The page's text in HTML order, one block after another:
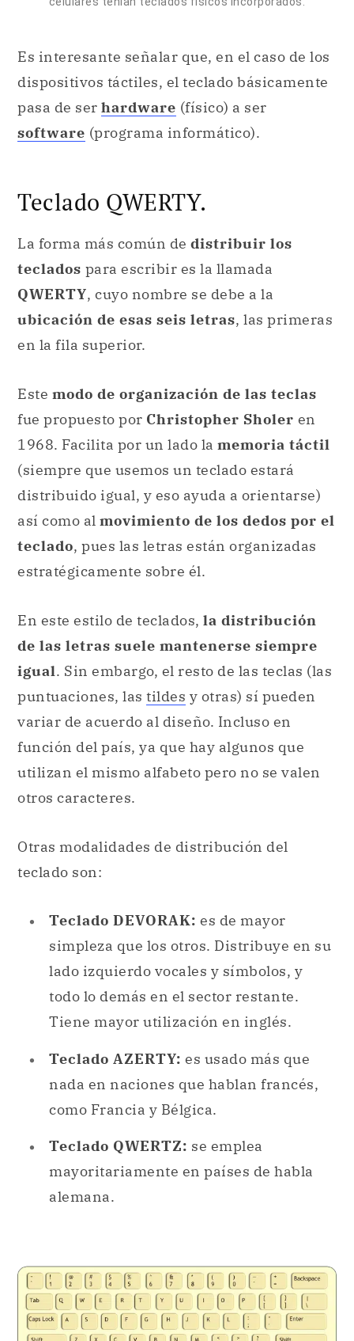
Es interesante señalar que, en el caso de los
dispositivos táctiles, el teclado básicamente
pasa de ser hardware (físico) a ser
software (programa informático).
Teclado QWERTY.
La forma más común de distribuir los
teclados para escribir es la llamada
QWERTY, cuyo nombre se debe a la
ubicación de esas seis letras, las primeras
en la fila superior.
Este modo de organización de las teclas
fue propuesto por Christopher Sholer en
1968. Facilita por un lado la memoria táctil
(siempre que usemos un teclado estará
distribuido igual, y eso ayuda a orientarse)
así como al movimiento de los dedos por el
teclado, pues las letras están organizadas
estratégicamente sobre él.
En este estilo de teclados, la distribución
de las letras suele mantenerse siempre
igual. Sin embargo, el resto de las teclas (las
puntuaciones, las tildes y otras) sí pueden
variar de acuerdo al diseño. Incluso en
función del país, ya que hay algunos que
utilizan el mismo alfabeto pero no se valen
otros caracteres.
Otras modalidades de distribución del
teclado son:
Teclado DEVORAK: es de mayor
simpleza que los otros. Distribuye en su
lado izquierdo vocales y símbolos, y
todo lo demás en el sector restante.
Tiene mayor utilización en inglés.
Teclado AZERTY: es usado más que
nada en naciones que hablan francés,
como Francia y Bélgica.
Teclado QWERTZ: se emplea
mayoritariamente en países de habla
alemana.